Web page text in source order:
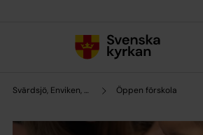
Svärdsjö, Enviken, Sundborns pastorat Öppen förskola